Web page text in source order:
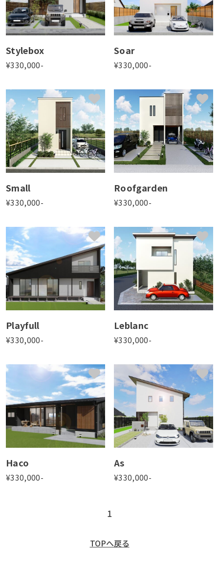
11〜14m以上 6〜8m 6m未満 9〜11m
商品の種類
詳細図面
あり なし
Stylebox
¥330,000-
Soar
¥330,000-
Small
¥330,000-
Roofgarden
¥330,000-
Playfull
¥330,000-
Leblanc
¥330,000-
Haco
¥330,000-
As
¥330,000-
1
TOPへ戻る